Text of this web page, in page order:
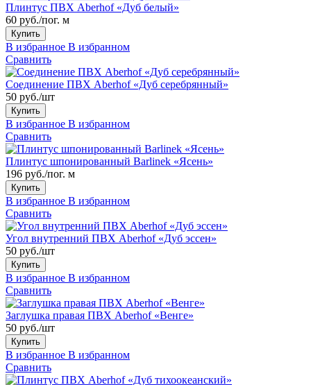
Плинтус ПВХ Aberhof «Дуб белый»
60 руб./пог. м
Купить
В избранное В избранном
Сравнить
Соединение ПВХ Aberhof «Дуб серебрянный»
50 руб./шт
Купить
В избранное В избранном
Сравнить
Плинтус шпонированный Barlinek «Ясень»
196 руб./пог. м
Купить
В избранное В избранном
Сравнить
Угол внутренний ПВХ Aberhof «Дуб эссен»
50 руб./шт
Купить
В избранное В избранном
Сравнить
Заглушка правая ПВХ Aberhof «Венге»
50 руб./шт
Купить
В избранное В избранном
Сравнить